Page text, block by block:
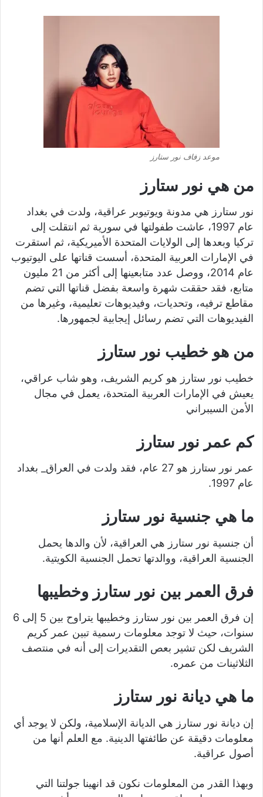
موعد زفاف نور ستارز
من هي نور ستارز
نور ستارز هي مدونة ويوتيوبر عراقية، ولدت في بغداد
عام 1997، عاشت طفولتها في سورية ثم انتقلت إلى
تركيا وبعدها إلى الولايات المتحدة الأميريكية، ثم استقرت
في الإمارات العربية المتحدة، أسست قناتها على اليوتيوب
عام 2014، ووصل عدد متابعينها إلى أكثر من 21 مليون
متابع، فقد حققت شهرة واسعة بفضل قناتها التي تضم
مقاطع ترفيه، وتحديات، وفيديوهات تعليمية، وغيرها من
الفيديوهات التي تضم رسائل إيجابية لجمهورها.
من هو خطيب نور ستارز
خطيب نور ستارز هو كريم الشريف، وهو شاب عراقي،
يعيش في الإمارات العربية المتحدة، يعمل في مجال
الأمن السيبراني
كم عمر نور ستارز
عمر نور ستارز هو 27 عام، فقد ولدت في العراق_ بغداد
عام 1997.
ما هي جنسية نور ستارز
أن جنسية نور ستارز هي العراقية، لأن والدها يحمل
الجنسية العراقية، ووالدتها تحمل الجنسية الكويتية.
فرق العمر بين نور ستارز وخطيبها
إن فرق العمر بين نور ستارز وخطيبها يتراوح بين 5 إلى 6
سنوات، حيث لا توجد معلومات رسمية تبين عمر كريم
الشريف لكن تشير بعص التقديرات إلى أنه في منتصف
الثلاثينات من عمره.
ما هي ديانة نور ستارز
إن ديانة نور ستارز هي الديانة الإسلامية، ولكن لا يوجد أي
معلومات دقيقة عن طائفتها الدينية. مع العلم أنها من
أصول عراقية.
وبهذا القدر من المعلومات نكون قد انهينا جولتنا التي